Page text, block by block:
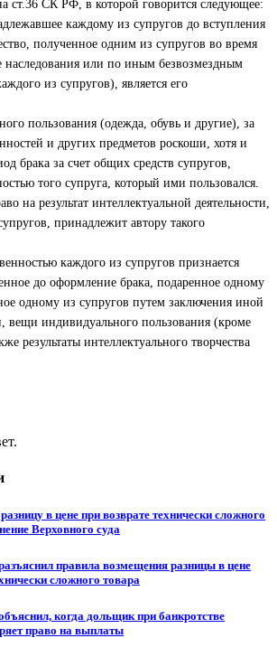
ст.36 СК РФ, в которой говорится следующее:
каждому из супругов до вступления
полученное одним из супругов во время
наследования или по иным безвозмездным
из супругов), является его
пользования (одежда, обувь и другие), за
и других предметов роскоши, хотя и
брака за счет общих средств супругов,
того супруга, который ими пользовался.
на результат интеллектуальной деятельности,
принадлежит автору такого
каждого из супругов признается
до оформление брака, подаренное одному
одному из супругов путем заключения иной
вещи индивидуального пользования (кроме
результаты интеллектуального творчества
в цене при возврате технически сложного
Верховного суда
правила возмещения разницы в цене
сложного товара
когда дольщик при банкротстве
право на выплаты